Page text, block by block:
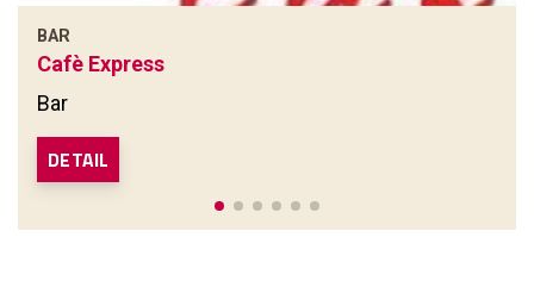
BAR
Cafè Express
Bar
DETAIL